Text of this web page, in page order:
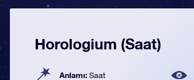
Horologium (Saat)
Anlamı: Saat